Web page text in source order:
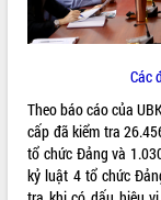
Khám bệnh, cấp phát
Các
Theo báo cáo của
cấp đã kiểm tra
tổ chức Đảng và
kỷ luật 4 tổ chức